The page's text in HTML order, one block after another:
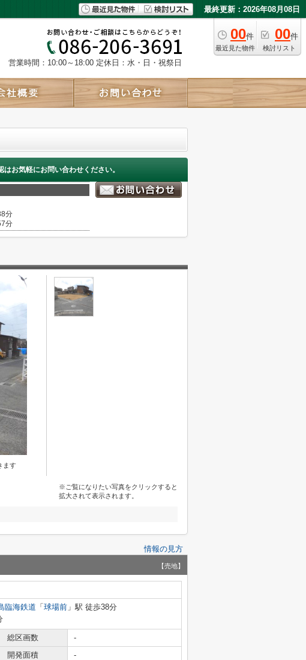
最終更新：2026年08月08日
00件
最近見た物件
00件
検討リスト
営業時間：10:00～18:00 定休日：水・日・祝祭日
はお気軽にお問い合わせください。
分
分
ます
※ご覧になりたい写真をクリックすると
拡大されて表示されます。
情報の見方
【売地】
臨海鉄道 「 球場前 」駅 徒歩38分
総区画数
-
開発面積
-